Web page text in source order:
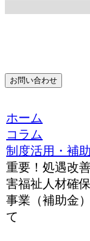
お問い合わせ
ホーム
コラム
制度活用・補
重要！処遇改
害福祉人材確
事業（補助金
て